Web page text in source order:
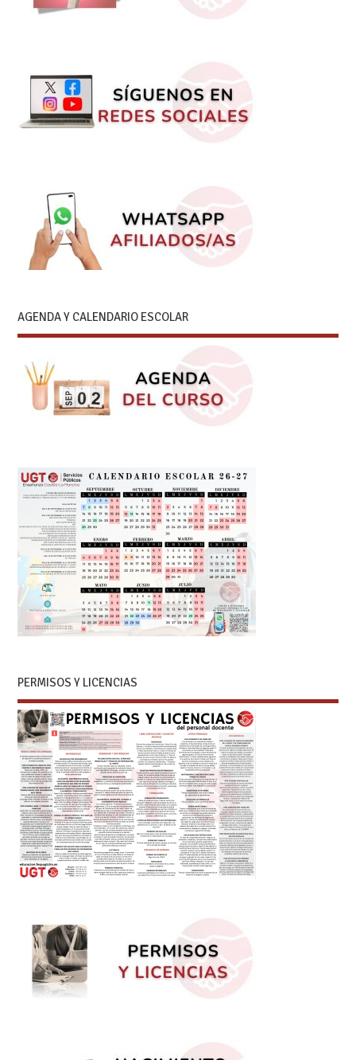
AGENDA Y CALENDARIO ESCOLAR
PERMISOS Y LICENCIAS